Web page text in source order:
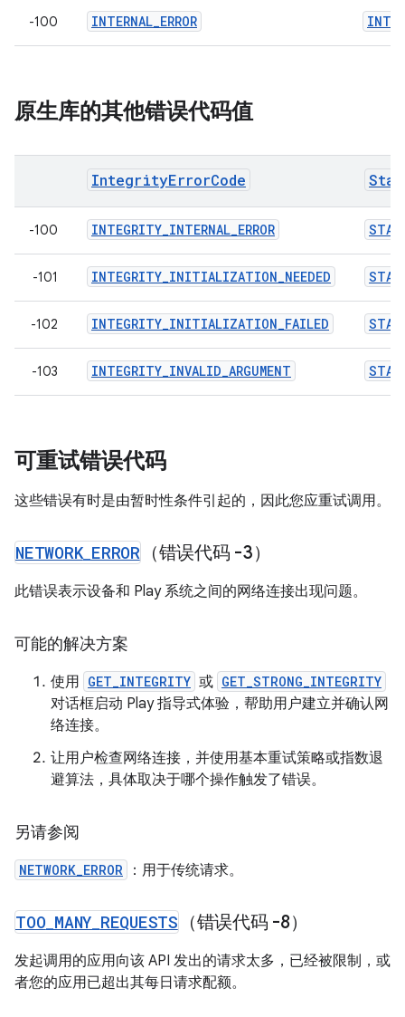
-100 INTERNAL_ERROR
原生库的其他错误代码值
IntegrityErrorCode
-100 INTEGRITY_INTERNAL_ERROR
-101 INTEGRITY_INITIALIZATION_NEEDED
-102 INTEGRITY_INITIALIZATION_FAILED
-103 INTEGRITY_INVALID_ARGUMENT
可重试错误代码
这些错误有时是由暂时性条件引起的，因此您应重试调用。
NETWORK_ ERROR （错误代码 -3）
此错误表示设备和 Play 系统之间的网络连接出现问题。
可能的解决方案
使用 GET_INTEGRITY 或 GET_STRONG_INTEGRITY
对话框启动 Play 指导式体验，帮助用户建立并确认网
络连接。
让用户检查网络连接，并使用基本重试策略或指数退
避算法，具体取决于哪个操作触发了错误。
另请参阅
NETWORK_ERROR ：用于传统请求。
TOO MANY REQUESTS （错误代码 -8）
发起调用的应用向该 API 发出的请求太多，已经被限制，或
者您的应用已超出其每日请求配额。